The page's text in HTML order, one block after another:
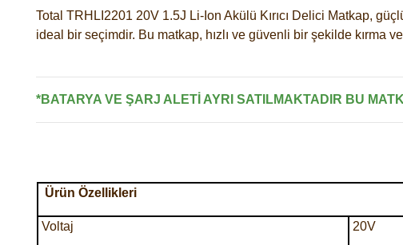
Total TRHLI2201 20V 1.5J Li-Ion Akülü Kırıcı Delici Matkap,
ideal bir seçimdir. Bu matkap, hızlı ve güvenli bir şekilde kırma
*BATARYA VE ŞARJ ALETİ AYRI SATILMAKTADIR BU
Ürün Özellikleri
Voltaj 20V